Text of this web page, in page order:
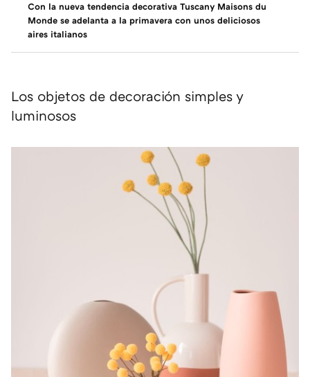
Con la nueva tendencia decorativa Tuscany Maisons du
Monde se adelanta a la primavera con unos deliciosos
aires italianos
Los objetos de decoración simples y
luminosos